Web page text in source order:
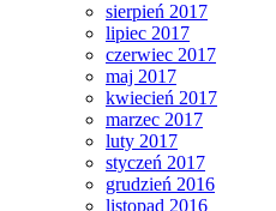
sierpień 2017
lipiec 2017
czerwiec 2017
maj 2017
kwiecień 2017
marzec 2017
luty 2017
styczeń 2017
grudzień 2016
listopad 2016